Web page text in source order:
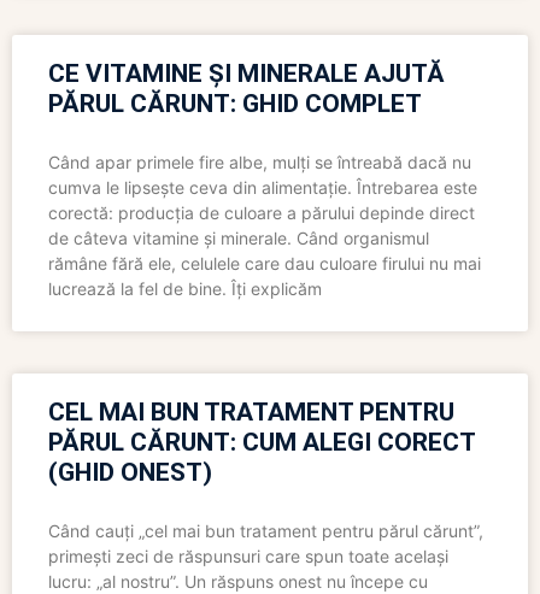
CE VITAMINE ȘI MINERALE AJUTĂ
PĂRUL CĂRUNT: GHID COMPLET
Când apar primele fire albe, mulți se întreabă dacă nu
cumva le lipsește ceva din alimentație. Întrebarea este
corectă: producția de culoare a părului depinde direct
de câteva vitamine și minerale. Când organismul
rămâne fără ele, celulele care dau culoare firului nu mai
lucrează la fel de bine. Îți explicăm
CEL MAI BUN TRATAMENT PENTRU
PĂRUL CĂRUNT: CUM ALEGI CORECT
(GHID ONEST)
Când cauți „cel mai bun tratament pentru părul cărunt”,
primești zeci de răspunsuri care spun toate același
lucru: „al nostru”. Un răspuns onest nu începe cu